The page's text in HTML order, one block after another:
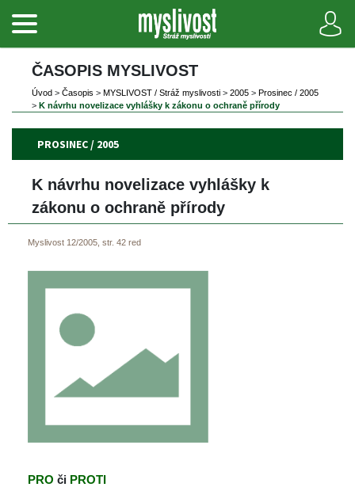
ČASOPIS MYSLIVOST
Úvod > Časopi > MYSLIVOST / Stráž myslivosti > 2005 > Prosinec / 2005
> K návrhu novelizace vyhlášky k zákonu o ochraně přírody
PROSINEC / 2005
K návrhu novelizace vyhlášky k
zákonu o ochraně přírody
Myslivost 12/2005, str. 42 red
PRO či PROTI